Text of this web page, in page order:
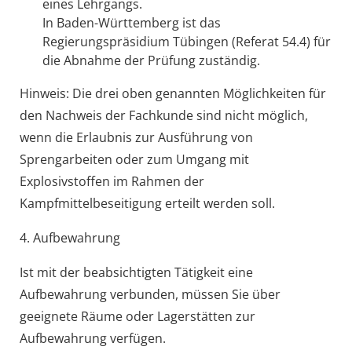
eines Lehrgangs.
In Baden-Württemberg ist das
Regierungspräsidium Tübingen (Referat 54.4) für
die Abnahme der Prüfung zuständig.
Hinweis: Die drei oben genannten Möglichkeiten für
den Nachweis der Fachkunde sind nicht möglich,
wenn die Erlaubnis zur Ausführung von
Sprengarbeiten oder zum Umgang mit
Explosivstoffen im Rahmen der
Kampfmittelbeseitigung erteilt werden soll.
4. Aufbewahrung
Ist mit der beabsichtigten Tätigkeit eine
Aufbewahrung verbunden, müssen Sie über
geeignete Räume oder Lagerstätten zur
Aufbewahrung verfügen.